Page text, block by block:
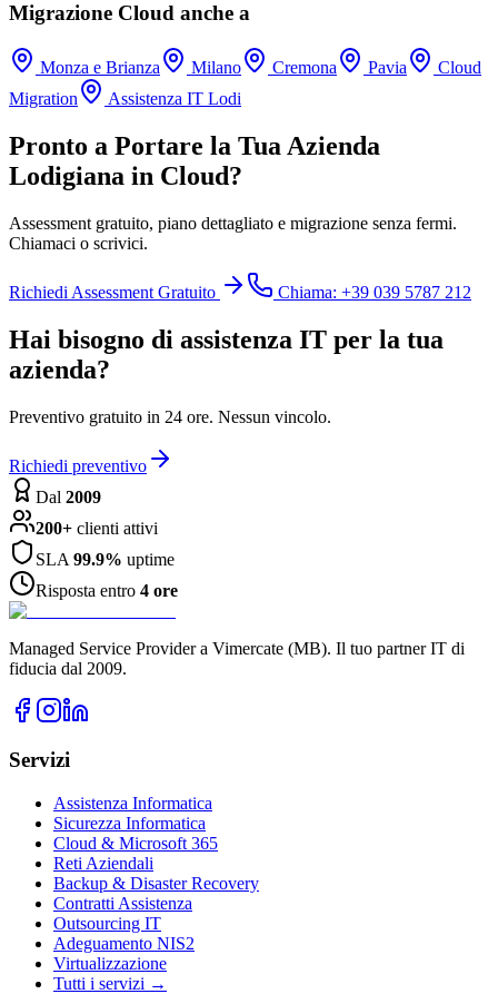
Migrazione Cloud anche a
Monza e Brianza Milano Cremona Pavia
Cloud
Migration
Assistenza IT Lodi
Pronto a Portare la Tua Azienda
Lodigiana in Cloud?
Assessment gratuito, piano dettagliato e migrazione senza fermi.
Chiamaci o scrivici.
Richiedi Assessment Gratuito Chiama: +39 039 5787 212
Hai bisogno di assistenza IT per la tua
azienda?
Preventivo gratuito in 24 ore. Nessun vincolo.
Richiedi preventivo
Dal 2009
200+ clienti attivi
SLA 99.9% uptime
Risposta entro 4 ore
Managed Service Provider a Vimercate (MB). Il tuo partner IT di
fiducia dal 2009.
Servizi
Assistenza Informatica
Sicurezza Informatica
Cloud & Microsoft 365
Reti Aziendali
Backup & Disaster Recovery
Contratti Assistenza
Outsourcing IT
Adeguamento NIS2
Virtualizzazione
Tutti i servizi →